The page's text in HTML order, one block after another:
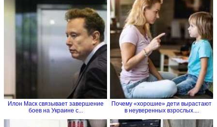
Илон Маск связывает завершение
боев на Украине с...
Почему «хорошие» дети вырастают
в неуверенных взрослых....